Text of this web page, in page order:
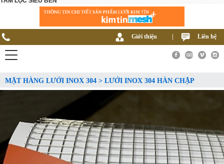
Giới thiệu Liên hệ
MẶT HÀNG LƯỚI INOX 304 > LƯỚI INOX 304 HÀN CHẬP